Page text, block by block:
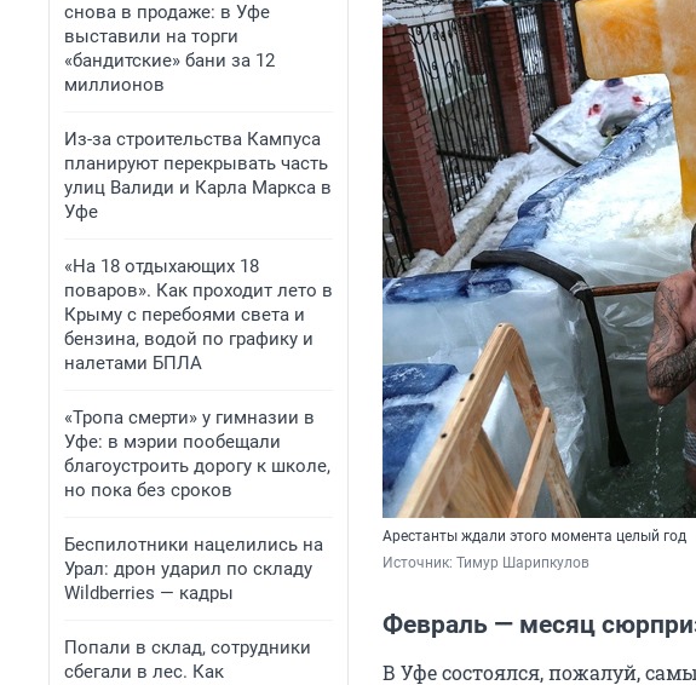
снова в продаже: в Уфе
выставили на торги
«бандитские» бани за 12
миллионов
Из-за строительства Кампуса
планируют перекрывать часть
улиц Валиди и Карла Маркса в
Уфе
«На 18 отдыхающих 18
поваров». Как проходит лето в
Крыму с перебоями света и
бензина, водой по графику и
налетами БПЛА
«Тропа смерти» у гимназии в
Уфе: в мэрии пообещали
благоустроить дорогу к школе,
но пока без сроков
Беспилотники нацелились на
Урал: дрон ударил по складу
Wildberries — кадры
Попали в склад, сотрудники
сбегали в лес. Как
Арестанты ждали этого момента целый год
Источник: Тимур Шарипкулов
Февраль — месяц
В Уфе состоялся, пожалуй,